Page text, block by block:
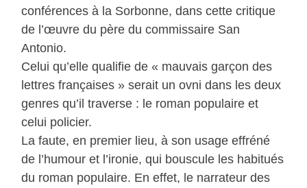
conférences à la Sorbonne, dans cette critique
de l’œuvre du père du commissaire San
Antonio.
Celui qu’elle qualifie de « mauvais garçon des
lettres françaises » serait un ovni dans les deux
genres qu’il traverse : le roman populaire et
celui policier.
La faute, en premier lieu, à son usage effréné
de l’humour et l’ironie, qui bouscule les habitués
du roman populaire. En effet, le narrateur des